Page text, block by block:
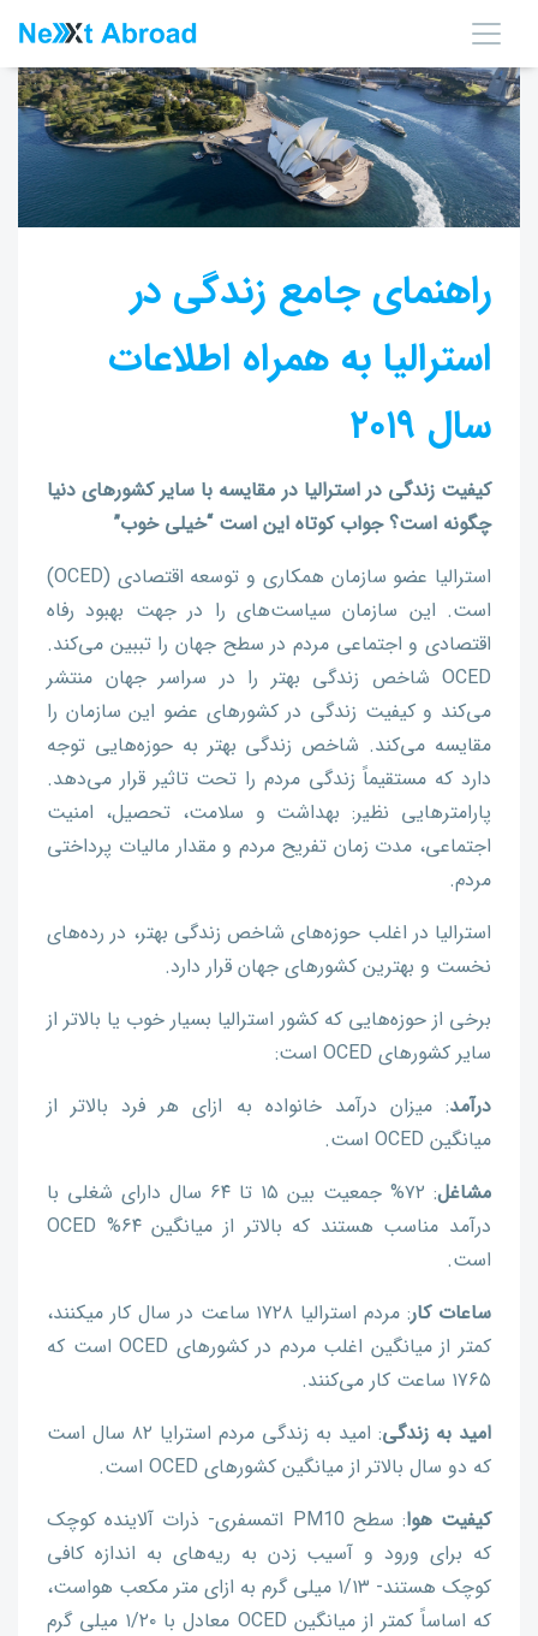
راهنمای جامع زندگی در
استرالیا به همراه اطلاعات
سال ۲۰۱۹
کیفیت زندگی در استرالیا در مقایسه با سایر کشورهای دنیا
چگونه است؟ جواب کوتاه این است “خیلی خوب”
استرالیا عضو سازمان همکاری و توسعه اقتصادی (OCED)
است. این سازمان سیاست­‌‌های را در جهت بهبود رفاه
اقتصادی و اجتماعی مردم در سطح جهان را تببین می‌کند.
OCED شاخص زندگی بهتر را در سراسر جهان منتشر
می‌کند و کیفیت زندگی در کشورهای عضو این سازمان را
مقایسه می‌کند. شاخص زندگی بهتر به حوزه‌هایی توجه
دارد که مستقیماً زندگی مردم را تحت تاثیر قرار می‌دهد.
پارامترهایی نظیر: بهداشت و سلامت، تحصیل، امنیت
اجتماعی، مدت زمان تفریح مردم و مقدار مالیات پرداختی
مردم.
استرالیا در اغلب حوزه‌های شاخص زندگی بهتر، در رده‌های
نخست و بهترین کشورهای جهان قرار دارد.
برخی از حوزه‌هایی که کشور استرالیا بسیار خوب یا بالاتر از
سایر کشورهای OCED است:
درآمد: میزان درآمد خانواده به ازای هر فرد بالاتر از
میانگین OCED است.
مشاغل
: ۷۲% جمعیت بین ۱۵ تا ۶۴ سال دارای شغلی با
درآمد مناسب هستند که بالاتر از میانگین ۶۴% OCED
است.
ساعات کار
: مردم استرالیا ۱۷۲۸ ساعت در سال کار می‎کنند،
کمتر از میانگین اغلب مردم در کشورهای ‌OCED است که
۱۷۶۵ ساعت کار می‌کنند.
امید به زندگی
: امید به زندگی مردم استرایا ۸۲ سال است
که دو سال بالاتر از میانگین کشورهای OCED است.
کیفیت هوا
: سطح PM10 اتمسفری- ذرات آلاینده کوچک
که برای ورود و آسیب زدن به ریه‌های به اندازه کافی
کوچک هستند- ۱/۱۳ میلی گرم به ازای متر مکعب هواست،
که اساساً کمتر از میانگین OCED معادل با ۱/۲۰ میلی گرم